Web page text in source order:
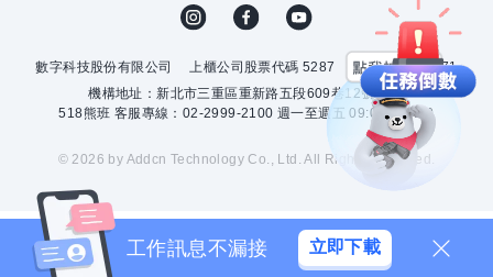
數字科技股份有限公司 上櫃公司股票代碼 5287
許可證字號 2571
機構地址：新北市三重區重新路五段609巷12號10樓
518熊班 客服專線：02-2999-2100 週一至週五 09:00 - 18:00
© 2026 by Addcn Technology Co., Ltd. All Rights Reserved.
工作訊息不漏接 立即下載